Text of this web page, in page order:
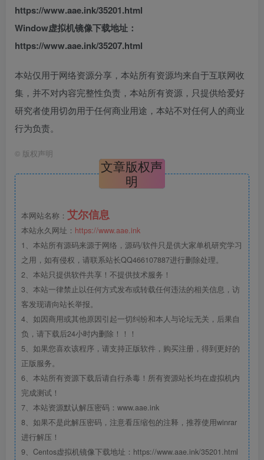
https://www.aae.ink/35201.html
Window虚拟机镜像下载地址：
https://www.aae.ink/35207.html
本站仅用于网络资源分享，本站所有资源均来自于互联网收
集，并不对内容完整性负责，本站所有资源，只提供给爱好
研究者使用切勿用于任何商业用途，本站不对任何人的商业
行为负责。
© 版权声明
文章版权声
明
本网站名称： 艾尔信息
本站永久网址： https://www.aae.ink
1、本站所有源码来源于网络，源码/软件只是供大家单机研究学习
之用，如有侵权，请联系站长QQ466107887进行删除处理。
2、本站只提供软件共享！不提供技术服务！
3、本站一律禁止以任何方式发布或转载任何违法的相关信息，访
客发现请向站长举报。
4、如因商用或其他原因引起一切纠纷和本人与论坛无关，后果自
负，请下载后24小时内删除！！！
5、如果您喜欢该程序，请支持正版软件，购买注册，得到更好的
正版服务。
6、本站所有资源下载后请自行杀毒！所有资源站长均在虚拟机内
完成测试！
7、本站资源默认解压密码：www.aae.ink
8、如果不是此解压密码，注意看压缩包的注释，推荐使用winrar
进行解压！
9、Centos虚拟机镜像下载地址：https://www.aae.ink/35201.html